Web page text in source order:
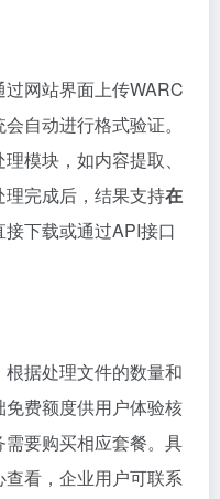
网站界面上传WARC
自动进行格式验证。
模块，如内容提取、
完成后，结果支持在
接下载或通过API接口
根据处理文件的数量和
费额度供用户体验核
要购买相应套餐。具
看，企业用户可联系